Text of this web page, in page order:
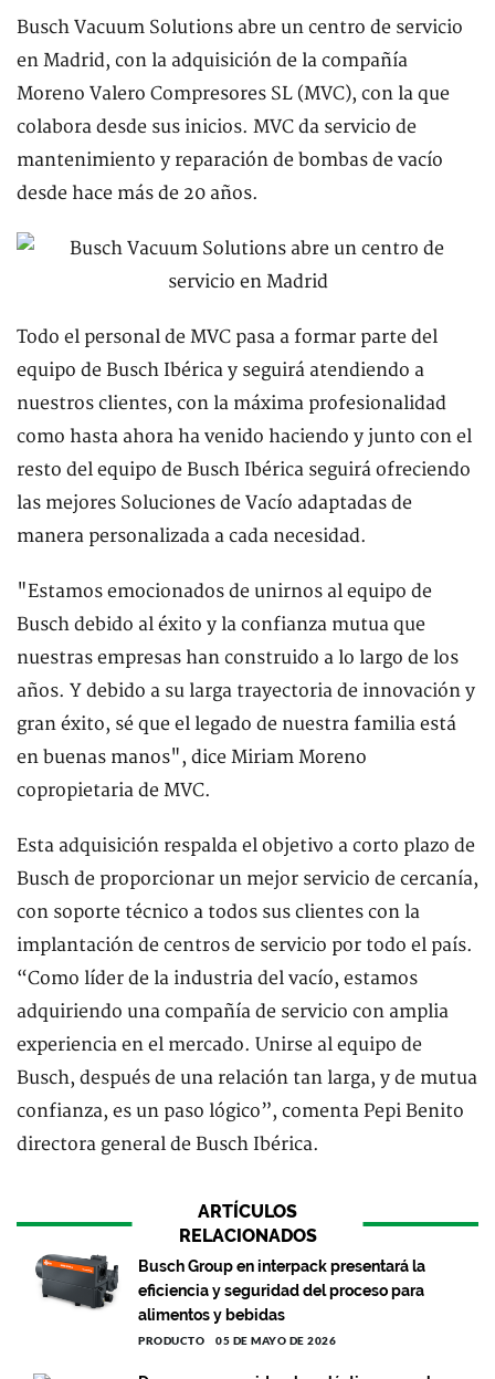
Busch Vacuum Solutions abre un centro de servicio
en Madrid, con la adquisición de la compañía
Moreno Valero Compresores SL (MVC), con la que
colabora desde sus inicios. MVC da servicio de
mantenimiento y reparación de bombas de vacío
desde hace más de 20 años.
Todo el personal de MVC pasa a formar parte del
equipo de Busch Ibérica y seguirá atendiendo a
nuestros clientes, con la máxima profesionalidad
como hasta ahora ha venido haciendo y junto con el
resto del equipo de Busch Ibérica seguirá ofreciendo
las mejores Soluciones de Vacío adaptadas de
manera personalizada a cada necesidad.
"Estamos emocionados de unirnos al equipo de
Busch debido al éxito y la confianza mutua que
nuestras empresas han construido a lo largo de los
años. Y debido a su larga trayectoria de innovación y
gran éxito, sé que el legado de nuestra familia está
en buenas manos", dice Miriam Moreno
copropietaria de MVC.
Esta adquisición respalda el objetivo a corto plazo de
Busch de proporcionar un mejor servicio de cercanía,
con soporte técnico a todos sus clientes con la
implantación de centros de servicio por todo el país.
“Como líder de la industria del vacío, estamos
adquiriendo una compañía de servicio con amplia
experiencia en el mercado. Unirse al equipo de
Busch, después de una relación tan larga, y de mutua
confianza, es un paso lógico”, comenta Pepi Benito
directora general de Busch Ibérica.
ARTÍCULOS
RELACIONADOS
Busch Group en interpack presentará la
eficiencia y seguridad del proceso para
alimentos y bebidas
PRODUCTO 05 DE MAYO DE 2026